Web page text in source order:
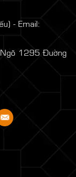
- Email:
1295 Đường